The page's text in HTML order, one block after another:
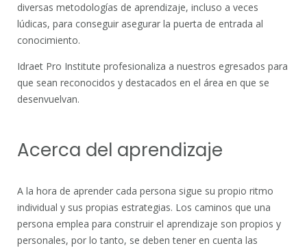
diversas metodologías de aprendizaje, incluso a veces
lúdicas, para conseguir asegurar la puerta de entrada al
conocimiento.
Idraet Pro Institute profesionaliza a nuestros egresados para
que sean reconocidos y destacados en el área en que se
desenvuelvan.
Acerca del aprendizaje
A la hora de aprender cada persona sigue su propio ritmo
individual y sus propias estrategias. Los caminos que una
persona emplea para construir el aprendizaje son propios y
personales, por lo tanto, se deben tener en cuenta las